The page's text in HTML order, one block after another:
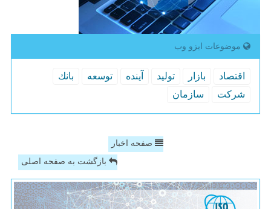
موضوعات ایزو وب
اقتصاد بازار تولید آینده توسعه
بانك
شركت
سازمان
صفحه اخبار
بازگشت به صفحه اصلی